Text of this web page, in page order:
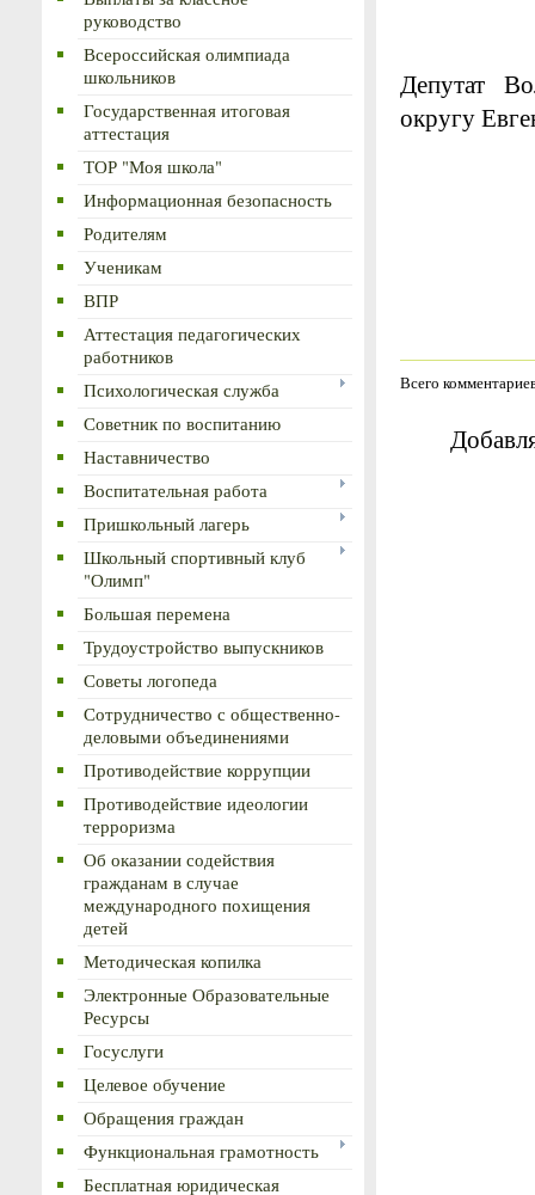
руководство
Всероссийская олимпиада
школьников
Государственная итоговая
аттестация
ТОР "Моя школа"
Информационная безопасность
Родителям
Ученикам
ВПР
Аттестация педагогических
работников
Психологическая служба
Советник по воспитанию
Наставничество
Воспитательная работа
Пришкольный лагерь
Школьный спортивный клуб
"Олимп"
Большая перемена
Трудоустройство выпускников
Советы логопеда
Сотрудничество с общественно-
деловыми объединениями
Противодействие коррупции
Противодействие идеологии
терроризма
Об оказании содействия
гражданам в случае
международного похищения
детей
Методическая копилка
Электронные Образовательные
Ресурсы
Госуслуги
Целевое обучение
Обращения граждан
Функциональная грамотность
Бесплатная юридическая
Депутат
округу
Всего